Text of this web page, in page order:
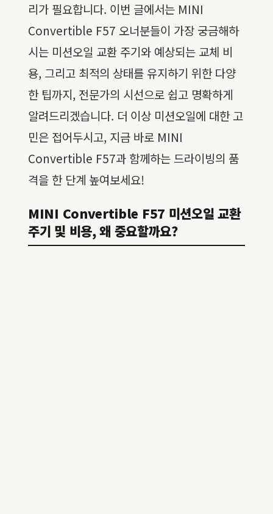
리가 필요합니다. 이번 글에서는 MINI
Convertible F57 오너분들이 가장 궁금해하
시는 미션오일 교환 주기와 예상되는 교체 비
용, 그리고 최적의 상태를 유지하기 위한 다양
한 팁까지, 전문가의 시선으로 쉽고 명확하게
알려드리겠습니다. 더 이상 미션오일에 대한 고
민은 접어두시고, 지금 바로 MINI
Convertible F57과 함께하는 드라이빙의 품
격을 한 단계 높여보세요!
MINI Convertible F57 미션오일 교환
주기 및 비용, 왜 중요할까요?